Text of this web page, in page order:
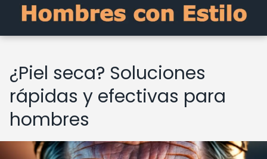
¿Piel seca? Soluciones
rápidas y efectivas para
hombres